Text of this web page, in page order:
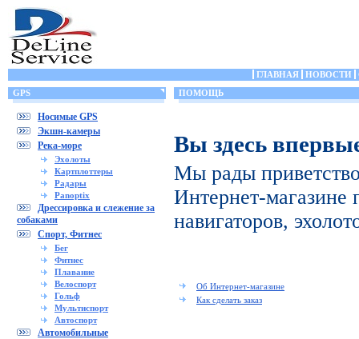
ГЛАВНАЯ НОВОСТИ
GPS
Носимые GPS
Экшн-камеры
Река-море
Эхолоты
Картплоттеры
Радары
Panoptix
Дрессировка и слежение за
собаками
Спорт, Фитнес
Бег
Фитнес
Плавание
Велоспорт
Гольф
Мультиспорт
Автоспорт
Автомобильные
ПОМОЩЬ
Вы здесь
Мы рады
Интернет-магазине
навигаторов,
Об Интернет-магазине
Как сделать заказ